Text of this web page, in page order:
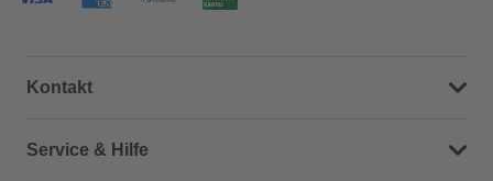
Kontakt
Dein Kontakt zu uns
Service & Hilfe